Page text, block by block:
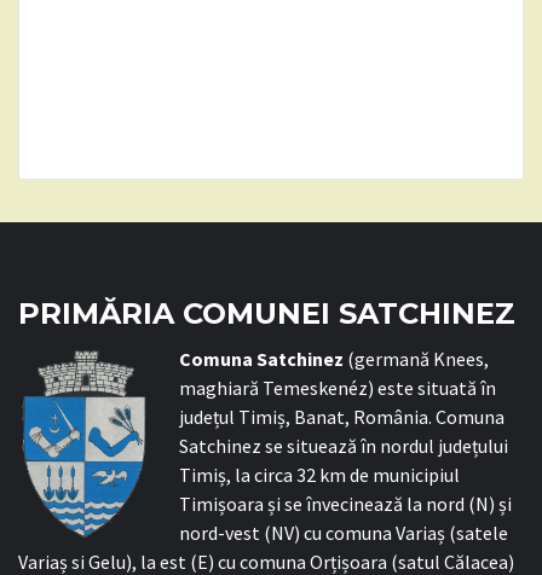
PRIMĂRIA COMUNEI SATCHINEZ
Comuna Satchinez (germană Knees,
maghiară Temeskenéz) este situată în
județul Timiș, Banat, România. Comuna
Satchinez se situează în nordul județului
Timiș, la circa 32 km de municipiul
Timișoara și se învecinează la nord (N) și
nord-vest (NV) cu comuna Variaș (satele
Variaș si Gelu), la est (E) cu comuna Orțișoara (satul Călacea)